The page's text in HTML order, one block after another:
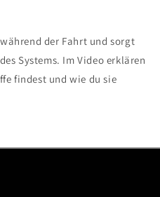
der Fahrt und sorgt
Systems. Im Video erklären
findest und wie du sie